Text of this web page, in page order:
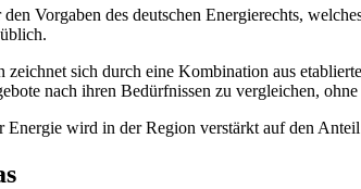
Vorgaben des deutschen Energierechts,
sich durch eine Kombination aus
nach ihren Bedürfnissen zu vergleichen,
wird in der Region verstärkt auf den